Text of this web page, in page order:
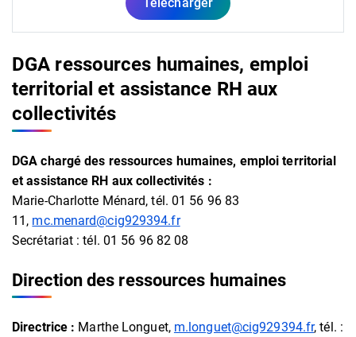
DGA ressources humaines, emploi
territorial et assistance RH aux
collectivités
DGA chargé des ressources humaines, emploi territorial
et assistance RH aux collectivités :
Marie-Charlotte Ménard, tél. 01 56 96 83
11, mc.menard@cig929394.fr
Secrétariat : tél. 01 56 96 82 08
Direction des ressources humaines
Directrice : Marthe Longuet, m.longuet@cig929394.fr, tél. :